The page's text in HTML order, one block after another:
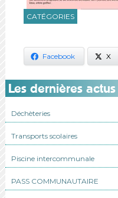
CATÉGORIES
Facebook X
Les dernières actus
Déchèteries
Transports scolaires
Piscine intercommunale
PASS COMMUNAUTAIRE